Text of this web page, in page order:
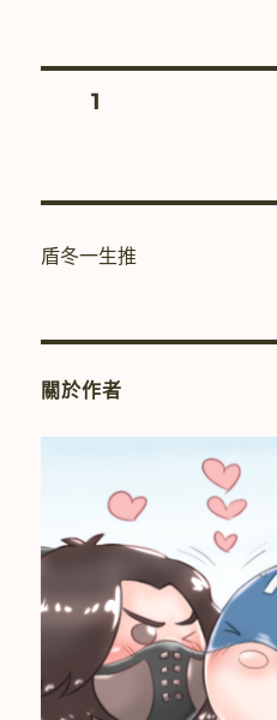
分
頁
頁次1
盾冬一生推
關於作者